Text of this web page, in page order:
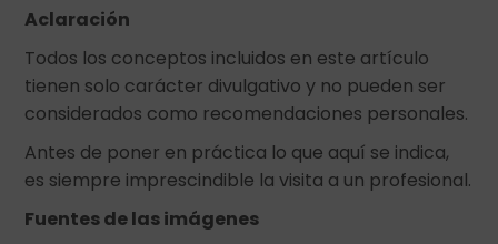
Aclaración
Todos los conceptos incluidos en este artículo
tienen solo carácter divulgativo y no pueden ser
considerados como recomendaciones personales.
Antes de poner en práctica lo que aquí se indica,
es siempre imprescindible la visita a un profesional.
Fuentes de las imágenes